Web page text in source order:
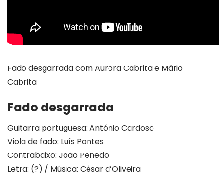
Fado desgarrada com Aurora Cabrita e Mário
Cabrita
Fado desgarrada
Guitarra portuguesa: António Cardoso
Viola de fado: Luís Pontes
Contrabaixo: João Penedo
Letra: (?) / Música: César d’Oliveira